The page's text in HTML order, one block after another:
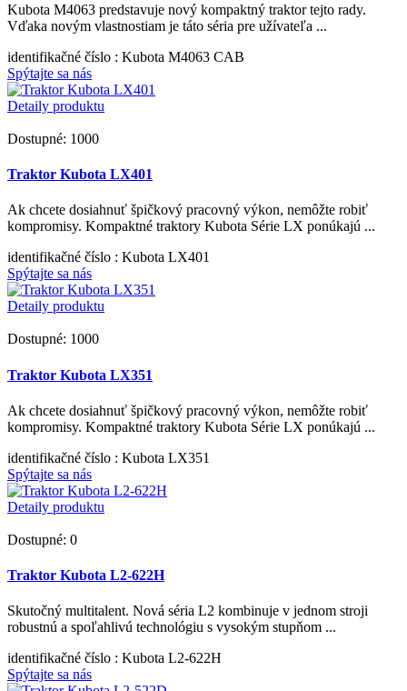
Kubota M4063 predstavuje nový kompaktný traktor tejto rady.
Vďaka novým vlastnostiam je táto séria pre užívateľa ...
identifikačné číslo : Kubota M4063 CAB
Spýtajte sa nás
Detaily produktu
Dostupné: 1000
Traktor Kubota LX401
Ak chcete dosiahnuť špičkový pracovný výkon, nemôžte robiť
kompromisy. Kompaktné traktory Kubota Série LX ponúkajú ...
identifikačné číslo : Kubota LX401
Spýtajte sa nás
Detaily produktu
Dostupné: 1000
Traktor Kubota LX351
Ak chcete dosiahnuť špičkový pracovný výkon, nemôžte robiť
kompromisy. Kompaktné traktory Kubota Série LX ponúkajú ...
identifikačné číslo : Kubota LX351
Spýtajte sa nás
Detaily produktu
Dostupné: 0
Traktor Kubota L2-622H
Skutočný multitalent. Nová séria L2 kombinuje v jednom stroji
robustnú a spoľahlivú technológiu s vysokým stupňom ...
identifikačné číslo : Kubota L2-622H
Spýtajte sa nás